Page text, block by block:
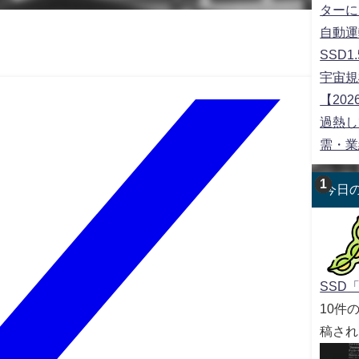
ター
自動
宇宙
【
過熱
需・
今日
SSD
10件
稿さ